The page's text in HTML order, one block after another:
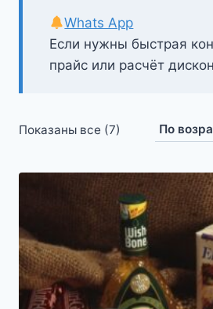
Если нужны быстрая
прайс или расчёт
Whats App
Показаны все (7)
возрастанию